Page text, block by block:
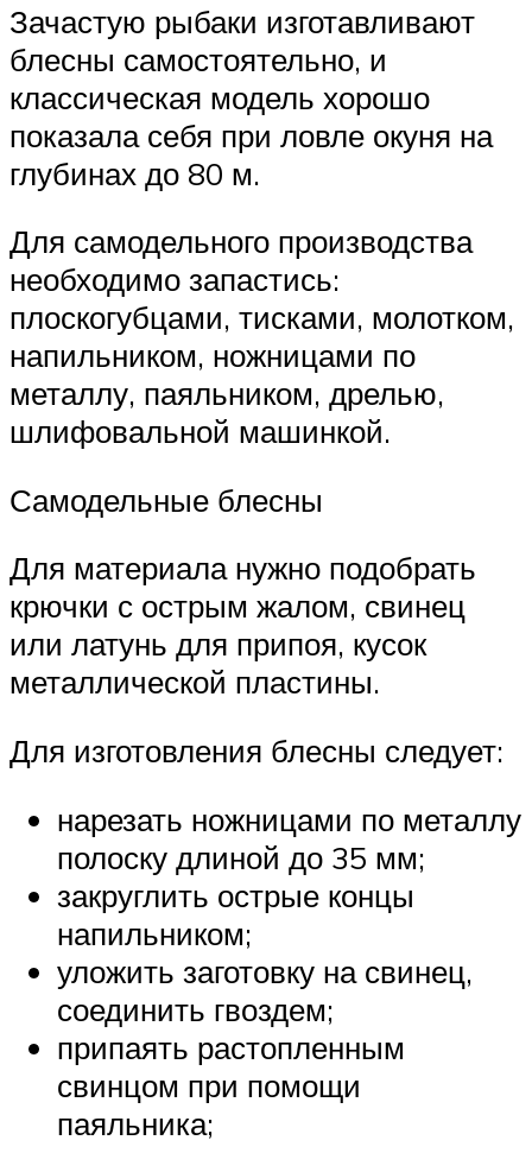
Зачастую рыбаки изготавливают
блесны самостоятельно, и
классическая модель хорошо
показала себя при ловле окуня на
глубинах до 80 м.
Для самодельного производства
необходимо запастись:
плоскогубцами, тисками, молотком,
напильником, ножницами по
металлу, паяльником, дрелью,
шлифовальной машинкой.
Самодельные блесны
Для материала нужно подобрать
крючки с острым жалом, свинец
или латунь для припоя, кусок
металлической пластины.
Для изготовления блесны следует:
нарезать ножницами по металлу
полоску длиной до 35 мм;
закруглить острые концы
напильником;
уложить заготовку на свинец,
соединить гвоздем;
припаять растопленным
свинцом при помощи
паяльника;